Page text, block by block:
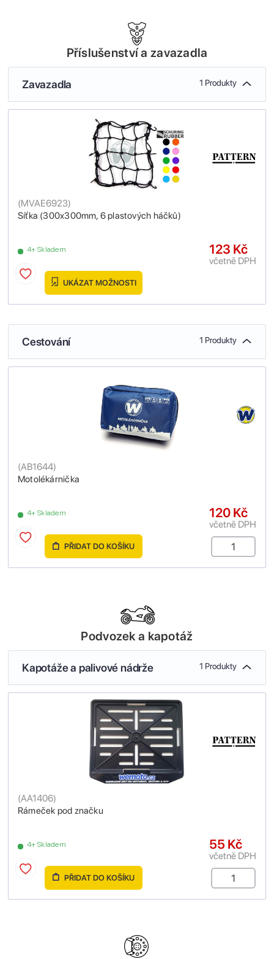
Příslušenství a zavazadla
Zavazadla 1 Produkty
Síťka (300x300mm, 6 plastových háčků)
(MVAE6923)
4+ Skladem 123 Kč
včetně DPH
UKÁZAT MOŽNOSTI
Cestování 1 Produkty
Motolékárnička
(AB1644)
4+ Skladem 120 Kč
včetně DPH
PŘIDAT DO KOŠÍKU
Podvozek a kapotáž
Kapotáže a palivové nádrže 1 Produkty
Rámeček pod značku
(AA1406)
4+ Skladem 55 Kč
včetně DPH
PŘIDAT DO KOŠÍKU